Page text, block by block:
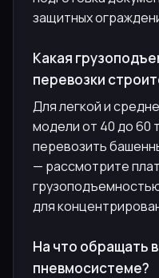
защитных
Какая
перевозки
Для легкой и
модели от 40 до 60
перевозить
— рассмотрите
для
На что обращать
пневмосистеме?